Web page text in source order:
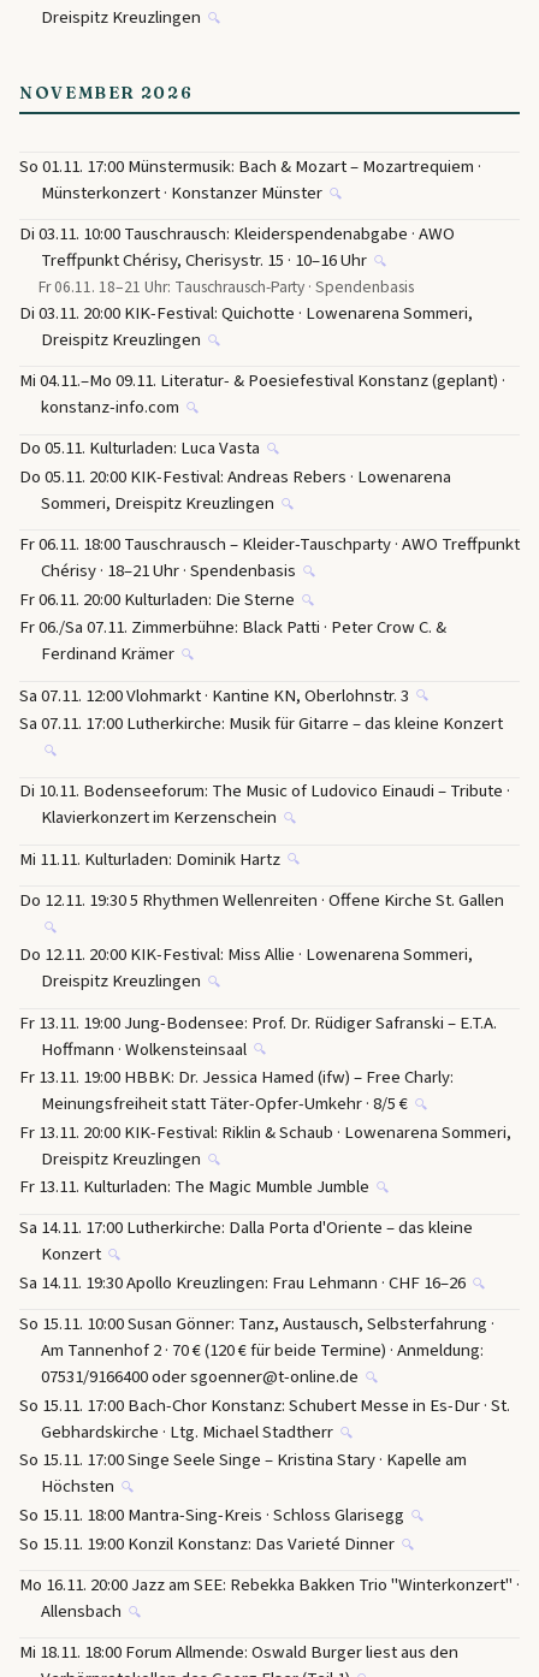
Dreispitz Kreuzlingen 🔍
NOVEMBER 2026
So 01.11. 17:00 Münstermusik: Bach & Mozart – Mozartrequiem ·
Münsterkonzert · Konstanzer Münster 🔍
Di 03.11. 10:00 Tauschrausch: Kleiderspendenabgabe · AWO
Treffpunkt Chérisy, Cherisystr. 15 · 10–16 Uhr 🔍
Fr 06.11. 18–21 Uhr: Tauschrausch-Party · Spendenbasis
Di 03.11. 20:00 KIK-Festival: Quichotte · Lowenarena Sommeri,
Dreispitz Kreuzlingen 🔍
Mi 04.11.–Mo 09.11. Literatur- & Poesiefestival Konstanz (geplant) ·
konstanz-info.com 🔍
Do 05.11. Kulturladen: Luca Vasta 🔍
Do 05.11. 20:00 KIK-Festival: Andreas Rebers · Lowenarena
Sommeri, Dreispitz Kreuzlingen 🔍
Fr 06.11. 18:00 Tauschrausch – Kleider-Tauschparty · AWO Treffpunkt
Chérisy · 18–21 Uhr · Spendenbasis 🔍
Fr 06.11. 20:00 Kulturladen: Die Sterne 🔍
Fr 06./Sa 07.11. Zimmerbühne: Black Patti · Peter Crow C. &
Ferdinand Krämer 🔍
Sa 07.11. 12:00 Vlohmarkt · Kantine KN, Oberlohnstr. 3 🔍
Sa 07.11. 17:00 Lutherkirche: Musik für Gitarre – das kleine Konzert
🔍
Di 10.11. Bodenseeforum: The Music of Ludovico Einaudi – Tribute ·
Klavierkonzert im Kerzenschein 🔍
Mi 11.11. Kulturladen: Dominik Hartz 🔍
Do 12.11. 19:30 5 Rhythmen Wellenreiten · Offene Kirche St. Gallen
🔍
Do 12.11. 20:00 KIK-Festival: Miss Allie · Lowenarena Sommeri,
Dreispitz Kreuzlingen 🔍
Fr 13.11. 19:00 Jung-Bodensee: Prof. Dr. Rüdiger Safranski – E.T.A.
Hoffmann · Wolkensteinsaal 🔍
Fr 13.11. 19:00 HBBK: Dr. Jessica Hamed (ifw) – Free Charly:
Meinungsfreiheit statt Täter-Opfer-Umkehr · 8/5 € 🔍
Fr 13.11. 20:00 KIK-Festival: Riklin & Schaub · Lowenarena Sommeri,
Dreispitz Kreuzlingen 🔍
Fr 13.11. Kulturladen: The Magic Mumble Jumble 🔍
Sa 14.11. 17:00 Lutherkirche: Dalla Porta d'Oriente – das kleine
Konzert 🔍
Sa 14.11. 19:30 Apollo Kreuzlingen: Frau Lehmann · CHF 16–26 🔍
So 15.11. 10:00 Susan Gönner: Tanz, Austausch, Selbsterfahrung ·
Am Tannenhof 2 · 70 € (120 € für beide Termine) · Anmeldung:
07531/9166400 oder sgoenner@t-online.de 🔍
So 15.11. 17:00 Bach-Chor Konstanz: Schubert Messe in Es-Dur · St.
Gebhardskirche · Ltg. Michael Stadtherr 🔍
So 15.11. 17:00 Singe Seele Singe – Kristina Stary · Kapelle am
Höchsten 🔍
So 15.11. 18:00 Mantra-Sing-Kreis · Schloss Glarisegg 🔍
So 15.11. 19:00 Konzil Konstanz: Das Varieté Dinner 🔍
Mo 16.11. 20:00 Jazz am SEE: Rebekka Bakken Trio "Winterkonzert" ·
Allensbach 🔍
Mi 18.11. 18:00 Forum Allmende: Oswald Burger liest aus den